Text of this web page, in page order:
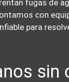
fugas de
con
para
sin